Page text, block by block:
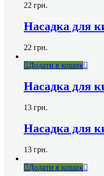
22 грн.
Насадка для
22 грн.
Додати в кошик
Насадка для
13 грн.
Насадка для
13 грн.
Додати в кошик